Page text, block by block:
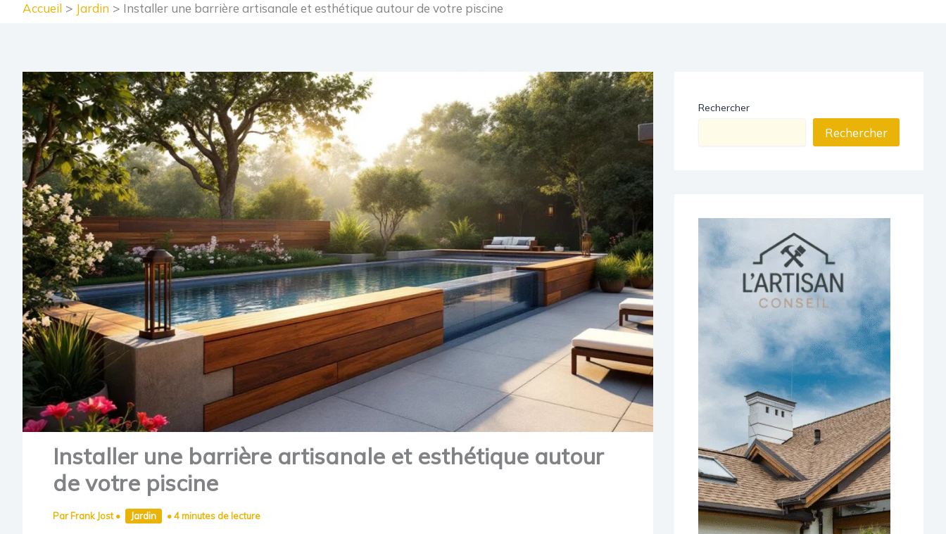
Accueil Jardin Installer une barrière artisanale et esthétique autour de votre piscine
Installer une barrière artisanale et esthétique autour
de votre piscine
ParFrank Jost• Jardin •4 minutes de lecture
Rechercher
Rechercher